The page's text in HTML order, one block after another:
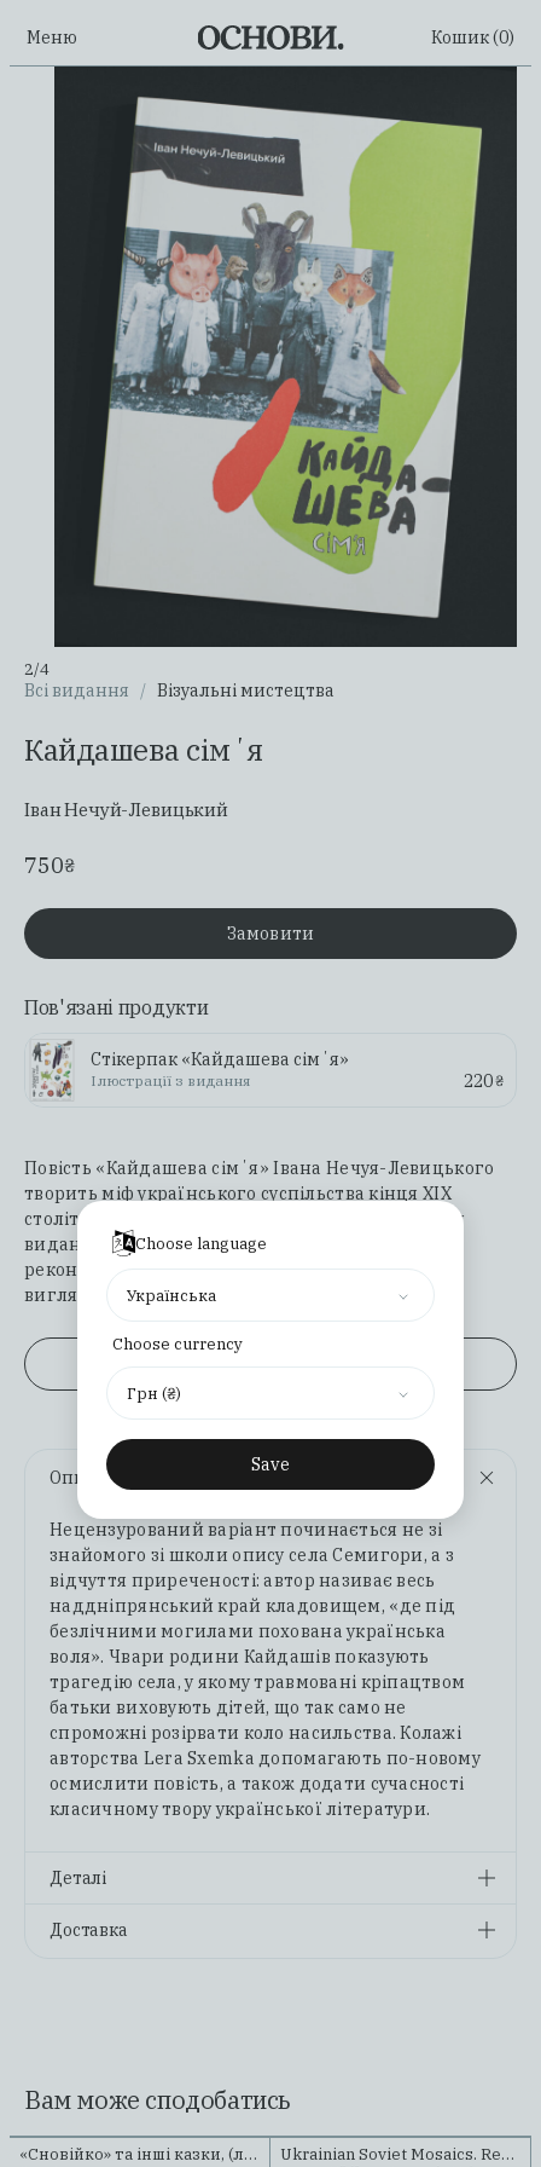
Меню Кошик (0)
Всі видання / Візуальні мистецтва
Кайдашева сімʼя
Іван Нечуй-Левицький
750₴
Замовити
Пов'язані продукти
Стікерпак «Кайдашева сімʼя»
Ілюстрації з видання 220₴
Повість «Кайдашева сімʼя» Івана Нечуя-Левицького
творить міф українського суспільства кінця ХІХ
століття. У цьому доповненому й переробленому
виданні укладач Михайло Назаренко допоміг
реконструювати повну версію повісті. У такому
вигляді текст публікується вперше.
Переглянути уривок
Опис
Нецензурований варіант починається не зі
знайомого зі школи опису села Семигори, а з
відчуття приреченості: автор називає весь
наддніпрянський край кладовищем, «де під
безлічними могилами похована українська
воля». Чвари родини Кайдашів показують
трагедію села, у якому травмовані кріпацтвом
батьки виховують дітей, що так само не
спроможні розірвати коло насильства. Колажі
авторства Lera Sxemka допомагають по-новому
осмислити повість, а також додати сучасності
класичному твору української літератури.
Деталі
Розміри
Художнє оформлення
Валерія Ляшенко (Lera
Післямова
Михайло Назаренко
Доставка
день оформлення замовлення.
відстеження свого замовлення за допомогою
2/4
Вам може сподобатись
«Сновійко» та інші казки, (лазурова оправа) Передзамовлення Ukrainian Soviet Mosaics. Revisited
Choose language
Українська
Choose currency
Грн (₴)
Save